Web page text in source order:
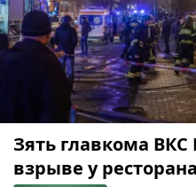
Зять главкома
взрыве у